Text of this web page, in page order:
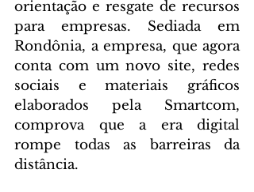
orientação e resgate de recursos
para empresas. Sediada em
Rondônia, a empresa, que agora
conta com um novo site, redes
sociais e materiais gráficos
elaborados pela Smartcom,
comprova que a era digital
rompe todas as barreiras da
distância.